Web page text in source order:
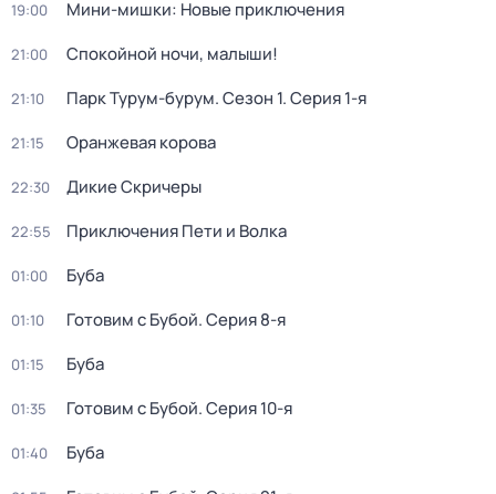
19:00 Мини-мишки: Новые приключения
21:00 Спокойной ночи, малыши!
21:10 Парк Турум-бурум. Сезон 1. Серия 1-я
21:15 Оранжевая корова
22:30 Дикие Скричеры
22:55 Приключения Пети и Волка
01:00 Буба
01:10 Готовим с Бубой. Серия 8-я
01:15 Буба
01:35 Готовим с Бубой. Серия 10-я
01:40 Буба